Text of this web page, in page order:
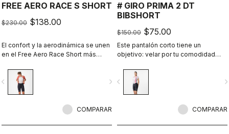
FREE AERO RACE S SHORT
$230.00 $138.00
El confort y la aerodinámica se unen
en el Free Aero Race Short más
navigate_next
COMPARAR
# GIRO PRIMA 2 DT
BIBSHORT
$150.00 $75.00
Este pantalón corto tiene un
objetivo: velar por tu comodidad
hacer sea disfrutar del viaje.
navigate_before
COMPARAR